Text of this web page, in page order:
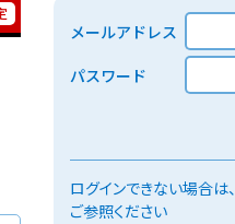
メールアドレス
パスワード
ログインできない場合は、
ご参照ください